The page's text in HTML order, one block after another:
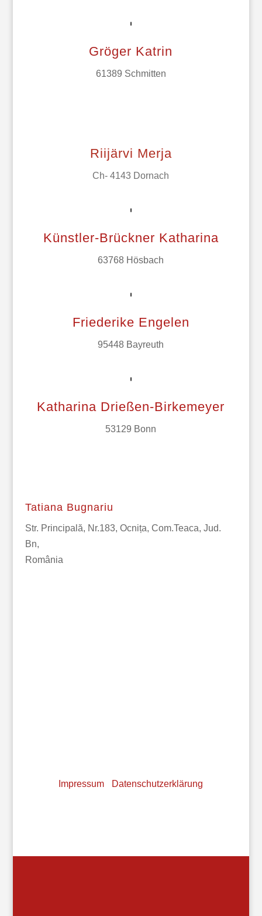
Gröger Katrin
61389 Schmitten
Riijärvi Merja
Ch- 4143 Dornach
Künstler-Brückner Katharina
63768 Hösbach
Friederike Engelen
95448 Bayreuth
Katharina Drießen-Birkemeyer
53129 Bonn
Tatiana Bugnariu
Str. Principală, Nr.183, Ocnița, Com.Teaca, Jud.
Bn,
România
Impressum
Datenschutzerklärung